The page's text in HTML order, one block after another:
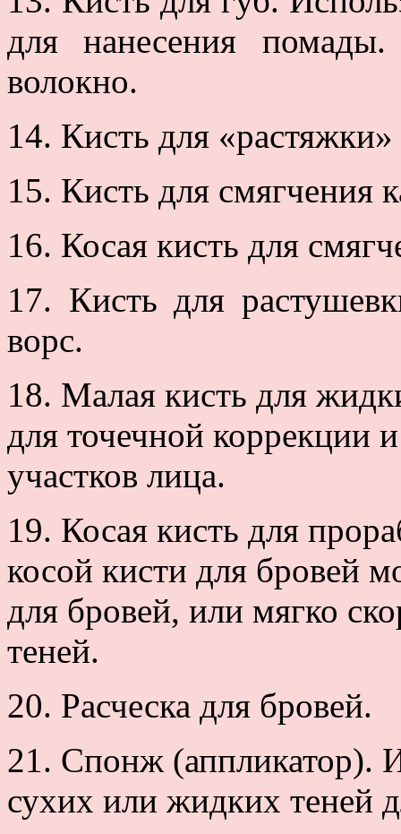
для нанесения помады.
волокно.
14. Кисть для
15. Кисть для смягчения
16. Косая кисть для
17. Кисть для
ворс.
18. Малая кисть для
для точечной коррекции
участков лица.
19. Косая кисть для
косой кисти для бровей
для бровей, или мягко
теней.
20. Расческа для бровей.
21. Спонж (аппликатор).
сухих или жидких теней